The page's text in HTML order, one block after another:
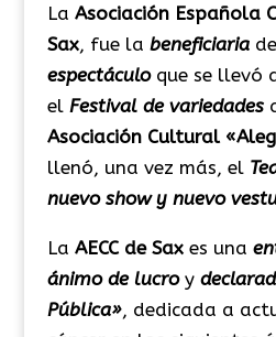
La Asociación Española
Sax, fue la beneficiaria
espectáculo que se llevó
el Festival de variedades
Asociación Cultural
llenó, una vez más, el
nuevo show y nuevo
La AECC de Saxes una
ánimo de lucroy
Pública», dedicada a